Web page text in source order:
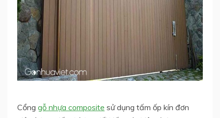
Cổng gỗ nhựa composite sử dụng tấm ốp kín đơn